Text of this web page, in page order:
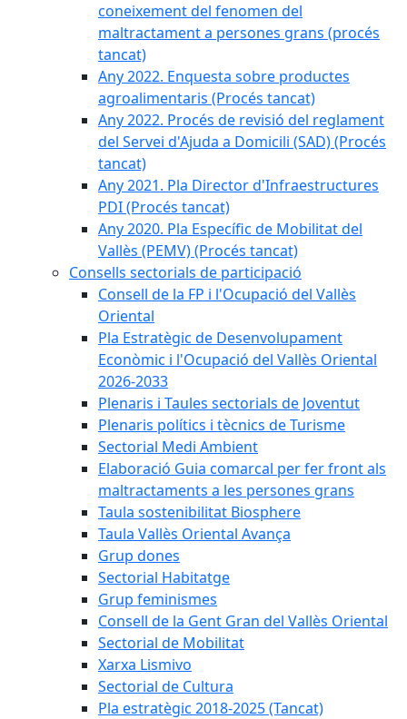
coneixement del fenomen del
maltractament a persones grans (procés
tancat)
Any 2022. Enquesta sobre productes
agroalimentaris (Procés tancat)
Any 2022. Procés de revisió del reglament
del Servei d'Ajuda a Domicili (SAD) (Procés
tancat)
Any 2021. Pla Director d'Infraestructures
PDI (Procés tancat)
Any 2020. Pla Específic de Mobilitat del
Vallès (PEMV) (Procés tancat)
Consells sectorials de participació
Consell de la FP i l'Ocupació del Vallès
Oriental
Pla Estratègic de Desenvolupament
Econòmic i l'Ocupació del Vallès Oriental
2026-2033
Plenaris i Taules sectorials de Joventut
Plenaris polítics i tècnics de Turisme
Sectorial Medi Ambient
Elaboració Guia comarcal per fer front als
maltractaments a les persones grans
Taula sostenibilitat Biosphere
Taula Vallès Oriental Avança
Grup dones
Sectorial Habitatge
Grup feminismes
Consell de la Gent Gran del Vallès Oriental
Sectorial de Mobilitat
Xarxa Lismivo
Sectorial de Cultura
Pla estratègic 2018-2025 (Tancat)